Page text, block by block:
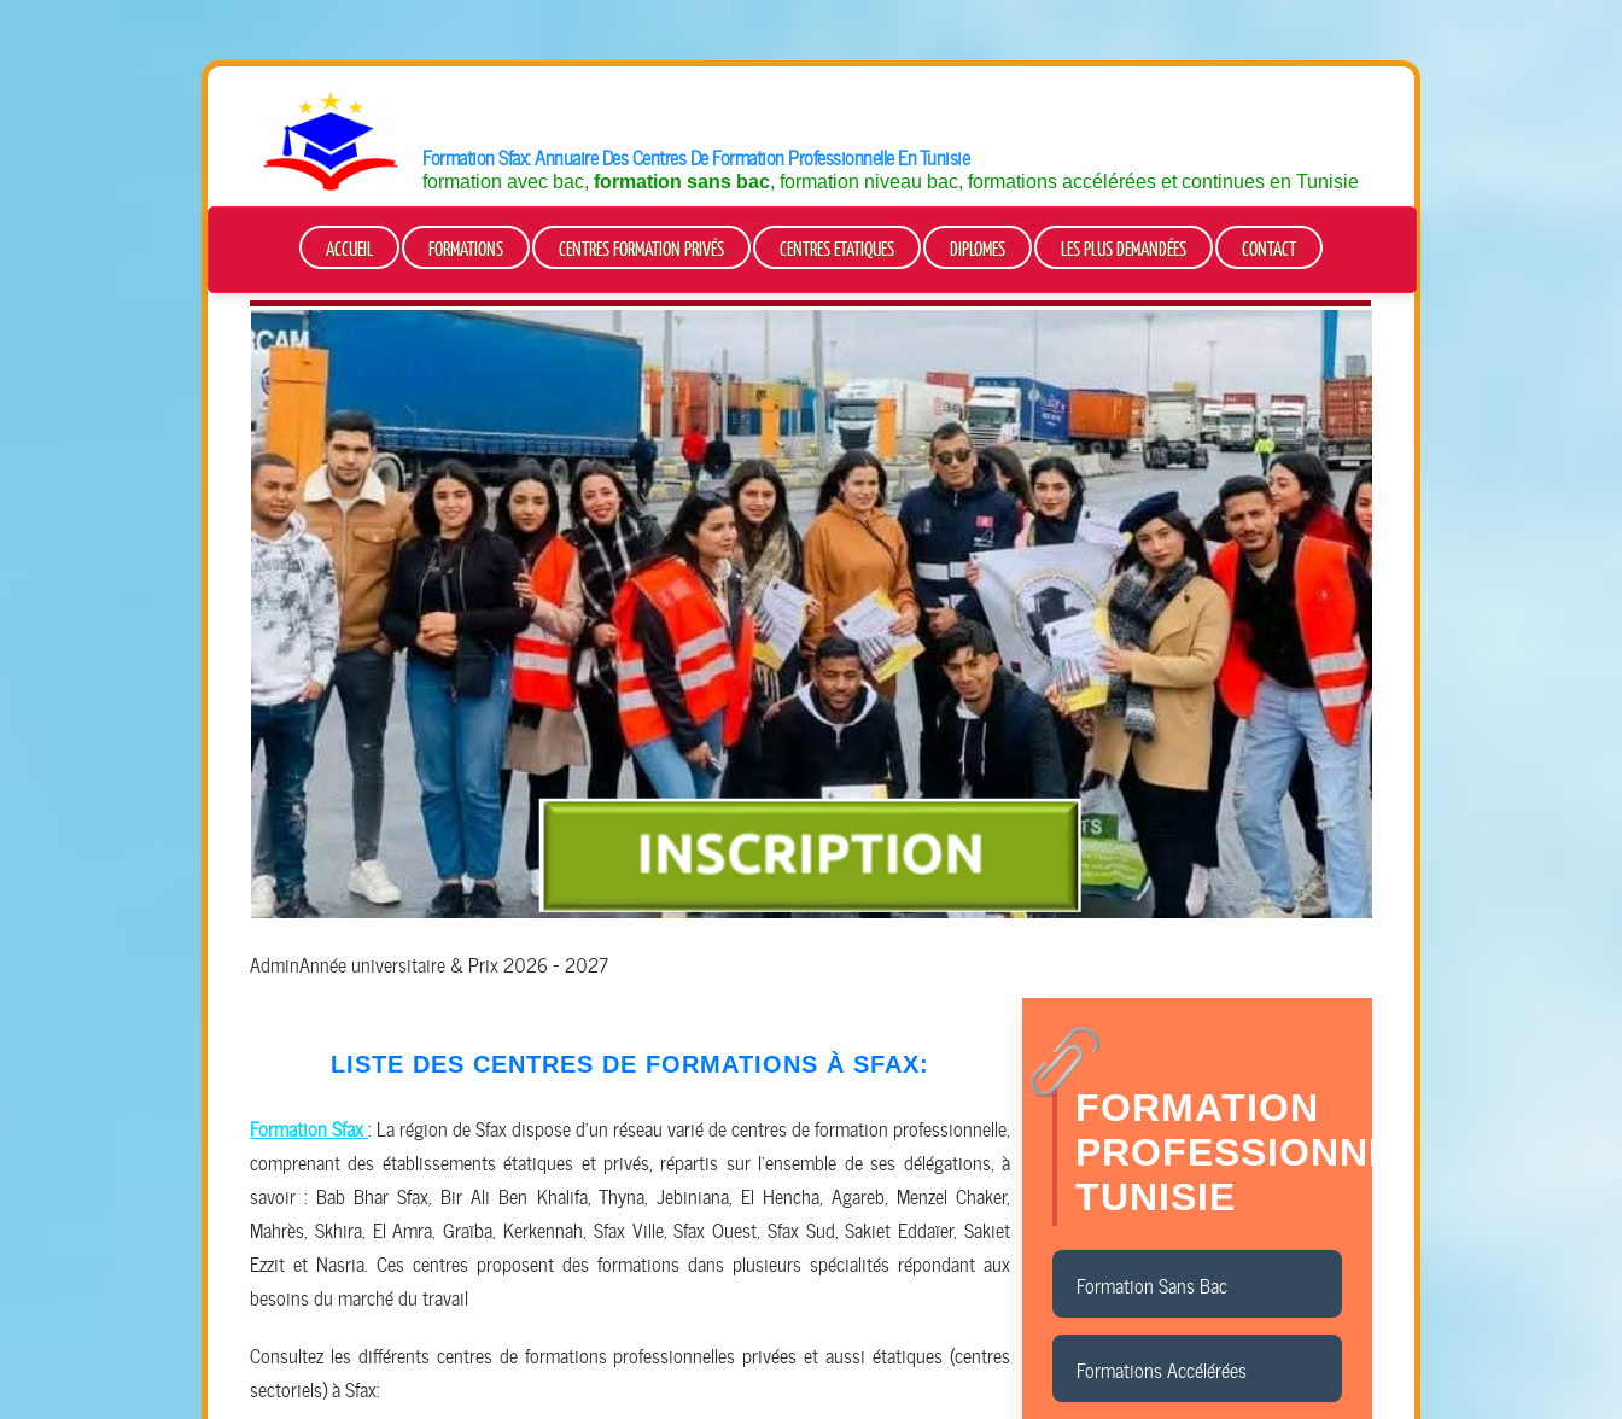
Formation Sfax: Annuaire Des Centres De Formation Professionnelle En Tunisie
formation avec bac, formation sans bac, formation niveau bac, formations accélérées et continues en Tunisie
ACCUEIL FORMATIONS CENTRES FORMATION PRIVÉS CENTRES ETATIQUES DIPLOMES LES PLUS DEMANDÉES CONTACT
AdminAnnée universitaire & Prix 2026 - 2027
FORMATION
PROFESSIONNELLE
TUNISIE
Formation Sans Bac
Formations Accélérées
LISTE DES CENTRES DE FORMATIONS À SFAX:
Formation Sfax: La région de Sfax dispose d’un réseau varié de centres de formation professionnelle,
comprenant des établissements étatiques et privés, répartis sur l’ensemble de ses délégations, à
savoir : Bab Bhar Sfax, Bir Ali Ben Khalifa, Thyna, Jebiniana, El Hencha, Agareb, Menzel Chaker,
Mahrès, Skhira, El Amra, Graïba, Kerkennah, Sfax Ville, Sfax Ouest, Sfax Sud, Sakiet Eddaïer, Sakiet
Ezzit et Nasria. Ces centres proposent des formations dans plusieurs spécialités répondant aux
besoins du marché du travail
Consultez les différents centres de formations professionnelles privées et aussi étatiques (centres
sectoriels) à Sfax: